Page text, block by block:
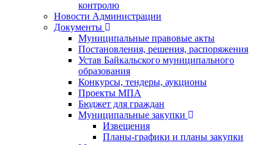
контролю
Новости Администрации
Документы
Муниципальные правовые акты
Постановления, решения, распоряжения
Устав Байкальского муниципального
образования
Конкурсы, тендеры, аукционы
Проекты МПА
Бюджет для граждан
Муниципальные закупки
Извещения
Планы-графики и планы закупки